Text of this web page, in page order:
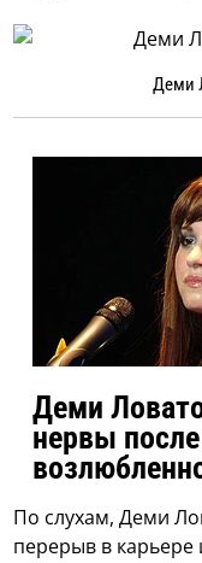
Деми
Деми
нервы
По слухам, Деми
перерыв в карьере